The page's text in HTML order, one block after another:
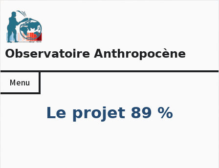
to
content
Observatoire Anthropocène
Menu
Le projet 89 %